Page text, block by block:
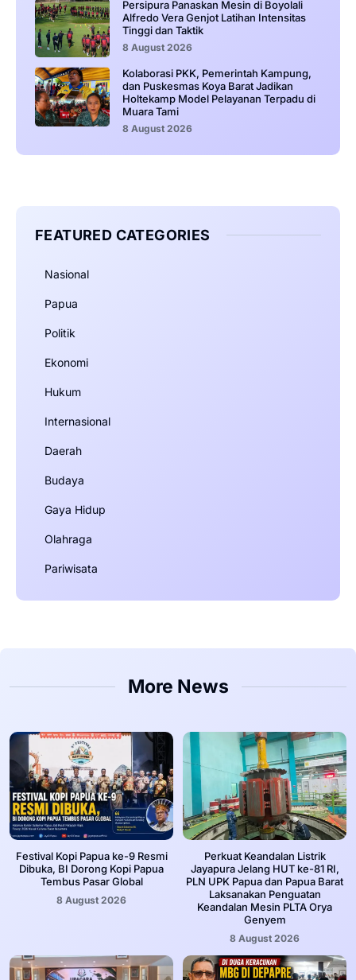
Persipura Panaskan Mesin di Boyolali
Alfredo Vera Genjot Latihan Intensitas
Tinggi dan Taktik
8 August 2026
Kolaborasi PKK, Pemerintah Kampung,
dan Puskesmas Koya Barat Jadikan
Holtekamp Model Pelayanan Terpadu di
Muara Tami
8 August 2026
FEATURED CATEGORIES
Nasional
Papua
Politik
Ekonomi
Hukum
Internasional
Daerah
Budaya
Gaya Hidup
Olahraga
Pariwisata
More News
Festival Kopi Papua ke-9 Resmi
Dibuka, BI Dorong Kopi Papua
Tembus Pasar Global
8 August 2026
Perkuat Keandalan Listrik
Jayapura Jelang HUT ke-81 RI,
PLN UPK Papua dan Papua Barat
Laksanakan Penguatan
Keandalan Mesin PLTA Orya
Genyem
8 August 2026